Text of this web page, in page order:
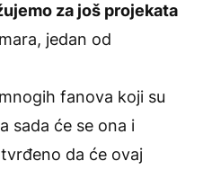
za još projekata
jedan od
fanova koji su
sada će se ona i
da će ovaj